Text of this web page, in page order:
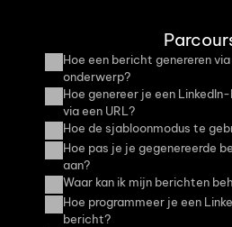
Hoe een bericht genereren
onderwerp?
Hoe genereer je een
via een URL?
Hoe de sjabloonmodus te
Hoe pas je je gegenereerde
aan?
Waar kan ik mijn berichten
Hoe programmeer je een
bericht?